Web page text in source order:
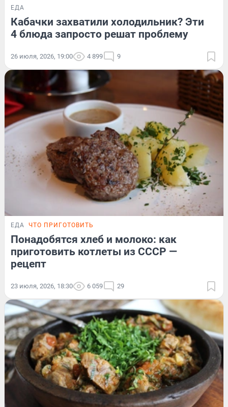
ЕДА
Кабачки захватили холодильник? Эти
4 блюда запросто решат проблему
26 июля, 2026, 19:00 4 899 9
ЕДА ЧТО ПРИГОТОВИТЬ
Понадобятся хлеб и молоко: как
приготовить котлеты из СССР —
рецепт
23 июля, 2026, 18:30 6 059 29